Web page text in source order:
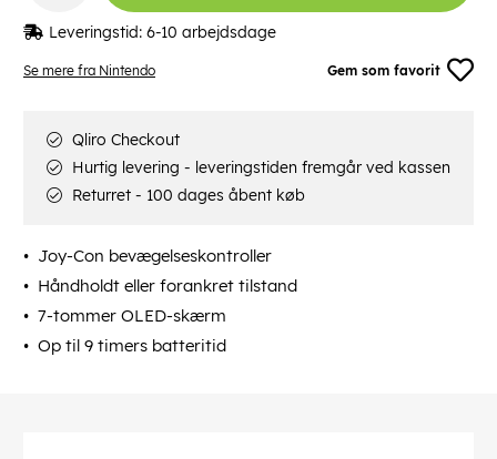
Se mere fra Nintendo Gem som favorit
Joy-Con bevægelseskontroller
Håndholdt eller forankret tilstand
7-tommer OLED-skærm
Op til 9 timers batteritid
Leveringstid: 6-10 arbejdsdage
Qliro Checkout
Hurtig levering - leveringstiden fremgår ved kassen
Returret - 100 dages åbent køb